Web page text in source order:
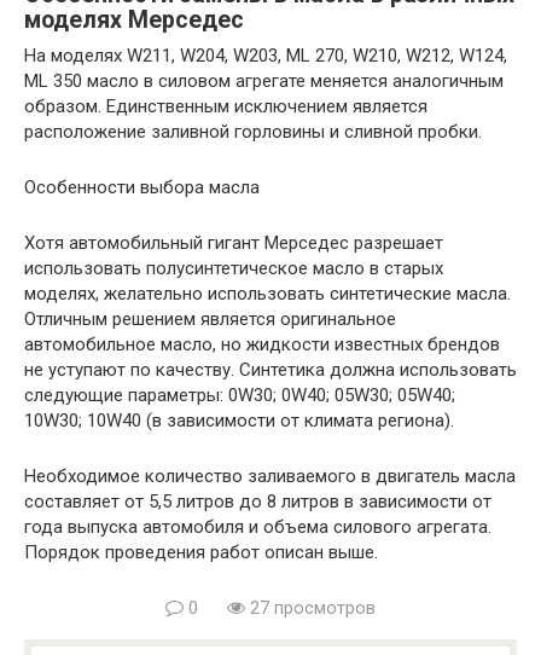
моделях Мерседес
На моделях W211, W204, W203, ML 270, W210, W212, W124,
ML 350 масло в силовом агрегате меняется аналогичным
образом. Единственным исключением является
расположение заливной горловины и сливной пробки.
Особенности выбора масла
Хотя автомобильный гигант Мерседес разрешает
использовать полусинтетическое масло в старых
моделях, желательно использовать синтетические масла.
Отличным решением является оригинальное
автомобильное масло, но жидкости известных брендов
не уступают по качеству. Синтетика должна использовать
следующие параметры: 0W30; 0W40; 05W30; 05W40;
10W30; 10W40 (в зависимости от климата региона).
Необходимое количество заливаемого в двигатель масла
составляет от 5,5 литров до 8 литров в зависимости от
года выпуска автомобиля и объема силового агрегата.
Порядок проведения работ описан выше.
0 27 просмотров